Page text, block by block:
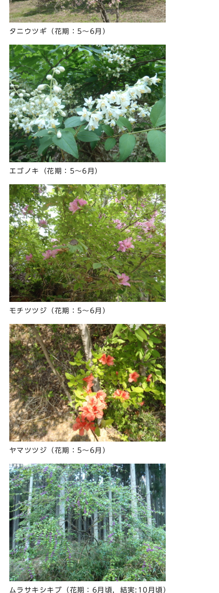
タニウツギ（花期：5～6月）
エゴノキ（花期：5～6月）
モチツツジ（花期：5～6月）
ヤマツツジ（花期：5～6月）
ムラサキシキブ（花期：6月頃，結実:10月頃）